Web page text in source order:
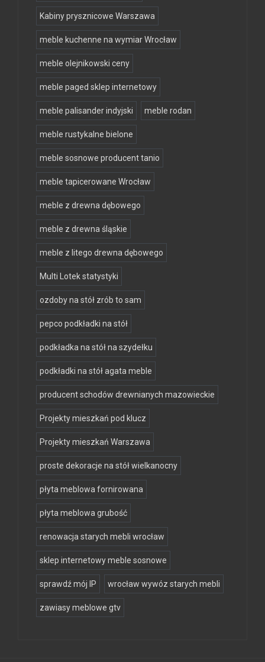
Kabiny prysznicowe Warszawa
meble kuchenne na wymiar Wrocław
meble olejnikowski ceny
meble paged sklep internetowy
meble palisander indyjski meble rodan
meble rustykalne bielone
meble sosnowe producent tanio
meble tapicerowane Wrocław
meble z drewna dębowego
meble z drewna śląskie
meble z litego drewna dębowego
Multi Lotek statystyki
ozdoby na stół zrób to sam
pepco podkładki na stół
podkładka na stół na szydełku
podkładki na stół agata meble
producent schodów drewnianych mazowieckie
Projekty mieszkań pod klucz
Projekty mieszkań Warszawa
proste dekoracje na stół wielkanocny
płyta meblowa fornirowana
płyta meblowa grubość
renowacja starych mebli wrocław
sklep internetowy meble sosnowe
sprawdź mój IP wrocław wywóz starych mebli
zawiasy meblowe gtv